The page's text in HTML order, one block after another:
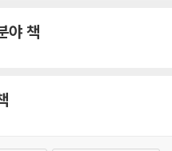
돌린다. 결국 폭력에 맞서 싸워
이 학생과 학생 사이에서만 벌어
나라에서도 양육자와 갈등을 빚
야 책